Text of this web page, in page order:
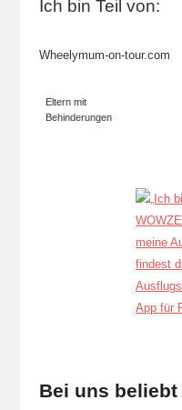
Ich bin Teil von:
Wheelymum-on-tour.com
Eltern mit
Behinderungen
Bei uns beliebt